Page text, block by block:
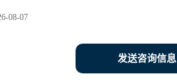
08-07
发送咨询信息